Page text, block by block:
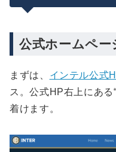
（補足）現地の
公式ホームペー
まずは、 インテル公式
ス。公式HP右上にある
着けます。